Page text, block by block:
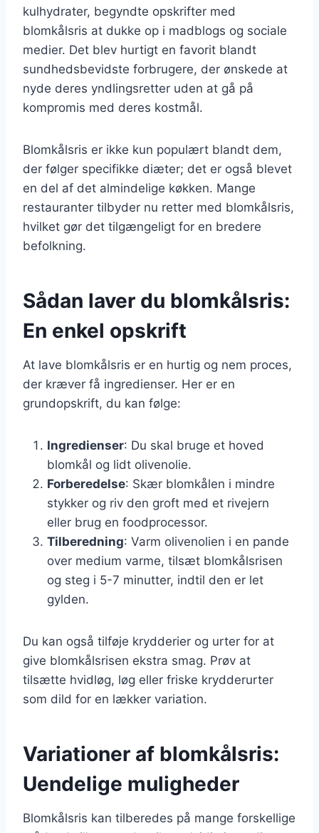
kulhydrater, begyndte opskrifter med
blomkålsris at dukke op i madblogs og sociale
medier. Det blev hurtigt en favorit blandt
sundhedsbevidste forbrugere, der ønskede at
nyde deres yndlingsretter uden at gå på
kompromis med deres kostmål.
Blomkålsris er ikke kun populært blandt dem,
der følger specifikke diæter; det er også blevet
en del af det almindelige køkken. Mange
restauranter tilbyder nu retter med blomkålsris,
hvilket gør det tilgængeligt for en bredere
befolkning.
Sådan laver du blomkålsris:
En enkel opskrift
At lave blomkålsris er en hurtig og nem proces,
der kræver få ingredienser. Her er en
grundopskrift, du kan følge:
Ingredienser: Du skal bruge et hoved
blomkål og lidt olivenolie.
Forberedelse: Skær blomkålen i mindre
stykker og riv den groft med et rivejern
eller brug en foodprocessor.
Tilberedning: Varm olivenolien i en pande
over medium varme, tilsæt blomkålsrisen
og steg i 5-7 minutter, indtil den er let
gylden.
Du kan også tilføje krydderier og urter for at
give blomkålsrisen ekstra smag. Prøv at
tilsætte hvidløg, løg eller friske krydderurter
som dild for en lækker variation.
Variationer af blomkålsris:
Uendelige muligheder
Blomkålsris kan tilberedes på mange forskellige